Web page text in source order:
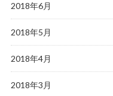
2018年6月
2018年5月
2018年4月
2018年3月